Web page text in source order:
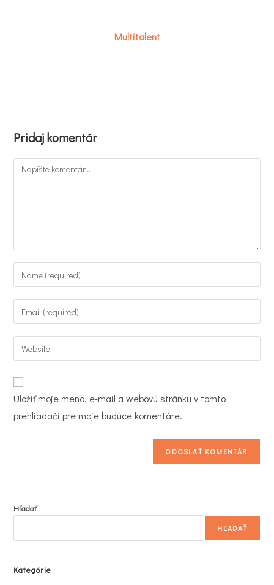
Multitalent
Pridaj komentár
Komentár
Enter
your
name
comment
Enter
your
email
address
Enter
your
URL
(optional)
Uložiť moje meno, e-mail a webovú stránku v tomto
prehliadači pre moje budúce komentáre.
Hľadať
HĽADAŤ
Kategórie